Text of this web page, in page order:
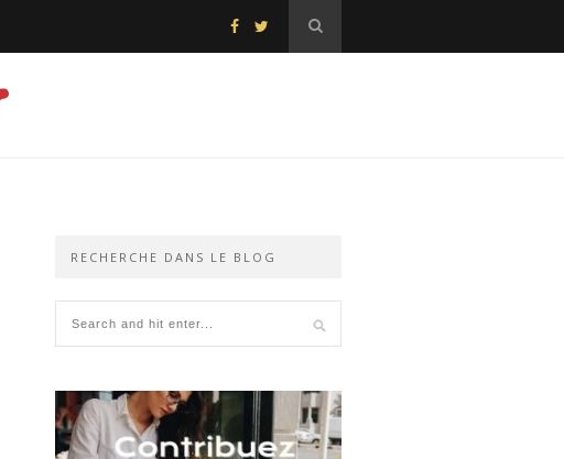
RECHERCHE DANS LE BLOG